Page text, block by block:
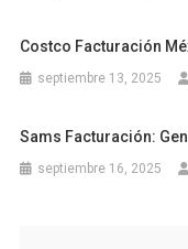
Costco Facturación
septiembre 13, 2025
Sams Facturación:
septiembre 16, 2025